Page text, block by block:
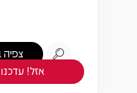
צפיה
אזל!